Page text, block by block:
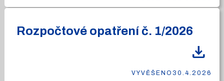
Rozpočtové opatření č. 1/2026
download
VYVĚŠENO 30.4.2026